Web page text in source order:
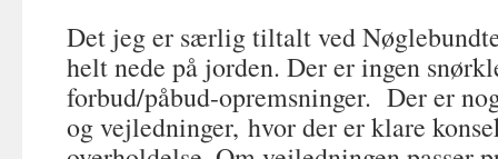
Det jeg er særlig tiltalt ved
helt nede på jorden. Der er ingen
forbud/påbud-opremsninger. Der er
og vejledninger, hvor der er klare